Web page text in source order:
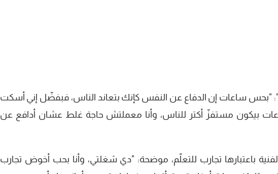
"بحس ساعات إن الدفاع عن النفس كإنك بتعاند الناس، فبفضّل إني أسكت
بيكون مستفزّ أكتر للناس، وأنا معملتش حاجة غلط عشان أدافع عن
باعتبارها تجارب للتعلّم، موضحة: "دي شغلتي، وأنا بحب أخوض تجارب